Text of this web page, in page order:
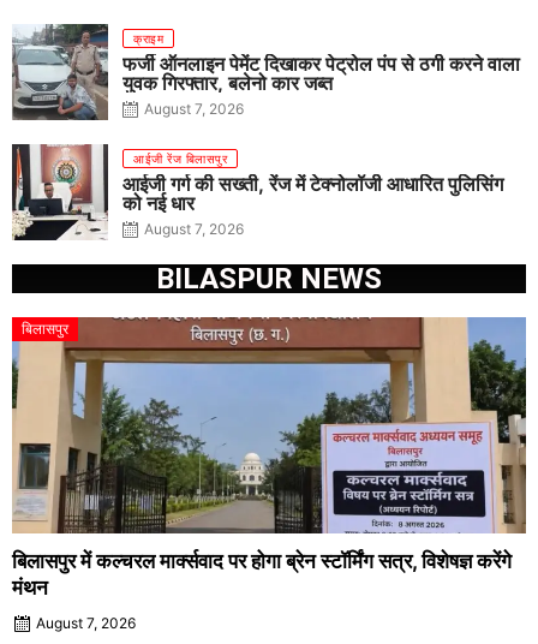
क्राइम
फर्जी ऑनलाइन पेमेंट दिखाकर पेट्रोल पंप से ठगी करने वाला
युवक गिरफ्तार, बलेनो कार जब्त
August 7, 2026
आईजी रेंज बिलासपुर
आईजी गर्ग की सख्ती, रेंज में टेक्नोलॉजी आधारित पुलिसिंग
को नई धार
August 7, 2026
BILASPUR NEWS
बिलासपुर
बिलासपुर में कल्चरल मार्क्सवाद पर होगा ब्रेन स्टॉर्मिंग सत्र, विशेषज्ञ करेंगे
मंथन
August 7, 2026